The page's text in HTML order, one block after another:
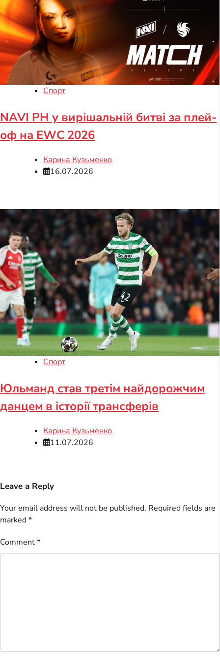
Спорт
NAVI PH у вирішальній битві за плей-
оф на EWC 2026
Карина Кузьменко
16.07.2026
Спорт
Юльманд став третім найдорожчим
данцем в історії трансферів
Карина Кузьменко
11.07.2026
Leave a Reply
Your email address will not be published. Required fields are
marked*
Comment*